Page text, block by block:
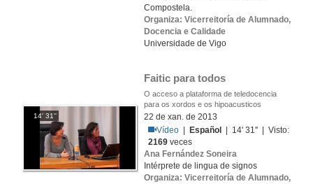
Compostela.
Organiza: Vicerreitoría de Alumnado,
Docencia e Calidade
Universidade de Vigo
14' 31''
Faitic para todos
O acceso a plataforma de teledocencia
para os xordos e os hipoacusticos
22 de xan. de 2013
Vídeo
Español
| 14' 31'' | Visto:
2169 veces
Ana Fernández Soneira
Intérprete de lingua de signos
Organiza: Vicerreitoría de Alumnado,